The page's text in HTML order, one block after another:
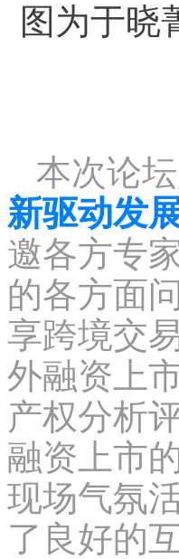
图为于晓
本次论
新驱动发
邀各方专
的各方面
享跨境交
外融资上
产权分析
融资上市
现场气氛
了良好的